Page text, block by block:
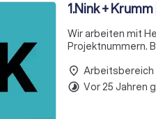
1.Nink +
Wir arbeiten mit
Projektnummern.
place
timelapse Vor 25 Jahren